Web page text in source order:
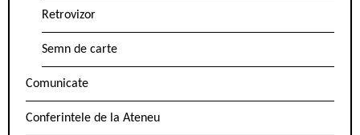
Retrovizor
Semn de carte
Comunicate
Conferintele de la Ateneu